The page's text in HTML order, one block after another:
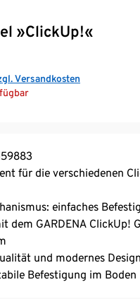
»ClickUp!«
Versandkosten
für die verschiedenen
einfaches
dem GARDENA ClickUp!
und modernes Design
Befestigung im Boden